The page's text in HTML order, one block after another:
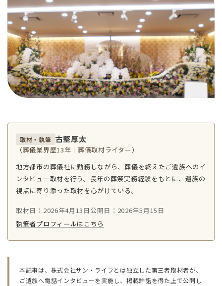
取材・執筆 古堅厚太
（葬儀業界歴13年｜葬儀取材ライター）
地方都市の葬儀社に勤務しながら、葬儀を終えたご遺族へのイ
ンタビュー取材を行う。長年の葬祭実務経験をもとに、遺族の
視点に寄り添った取材を心がけている。
取材日：2026年4月13日公開日：2026年5月15日
執筆者プロフィールはこちら
本記事は、株式会社サン・ライフとは独立した第三者取材者が、
ご遺族へ電話インタビューを実施し、掲載許諾を得た上で公開し